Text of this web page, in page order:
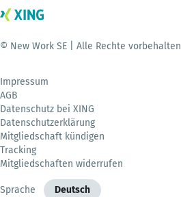
© New Work SE | Alle Rechte vorbehalten
Impressum
AGB
Datenschutz bei XING
Datenschutzerklärung
Mitgliedschaft kündigen
Tracking
Mitgliedschaften widerrufen
Sprache Deutsch